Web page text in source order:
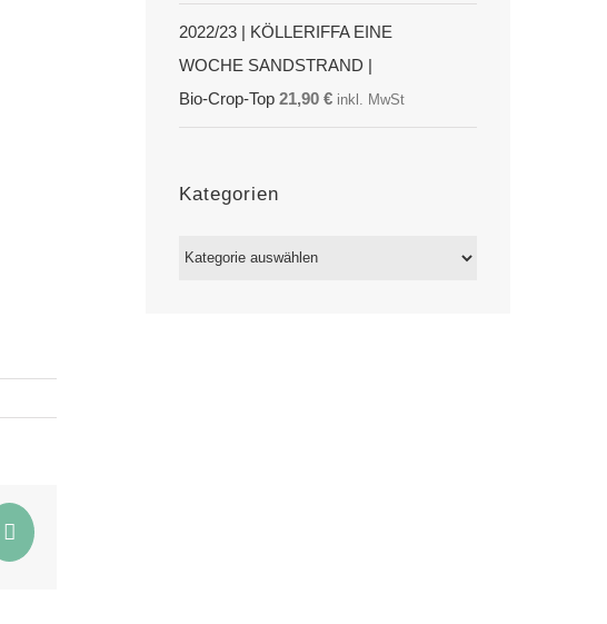
E-
Mail
2022/23 | KÖLLERIFFA EINE
WOCHE SANDSTRAND |
Bio-Crop-Top 21,90€ inkl. MwSt
Kategorien
Kategorien